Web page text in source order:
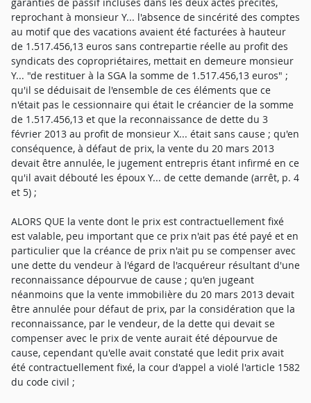
reprochant à monsieur Y... l'absence de sincérité des comptes
au motif que des vacations avaient été facturées à hauteur
de 1.517.456,13 euros sans contrepartie réelle au profit des
syndicats des copropriétaires, mettait en demeure monsieur
Y... "de restituer à la SGA la somme de 1.517.456,13 euros" ;
qu'il se déduisait de l'ensemble de ces éléments que ce
n'était pas le cessionnaire qui était le créancier de la somme
de 1.517.456,13 et que la reconnaissance de dette du 3
février 2013 au profit de monsieur X... était sans cause ; qu'en
conséquence, à défaut de prix, la vente du 20 mars 2013
devait être annulée, le jugement entrepris étant infirmé en ce
qu'il avait débouté les époux Y... de cette demande (arrêt, p. 4
et 5) ;
ALORS QUE la vente dont le prix est contractuellement fixé
est valable, peu important que ce prix n'ait pas été payé et en
particulier que la créance de prix n'ait pu se compenser avec
une dette du vendeur à l'égard de l'acquéreur résultant d'une
reconnaissance dépourvue de cause ; qu'en jugeant
néanmoins que la vente immobilière du 20 mars 2013 devait
être annulée pour défaut de prix, par la considération que la
reconnaissance, par le vendeur, de la dette qui devait se
compenser avec le prix de vente aurait été dépourvue de
cause, cependant qu'elle avait constaté que ledit prix avait
été contractuellement fixé, la cour d'appel a violé l'article 1582
du code civil ;